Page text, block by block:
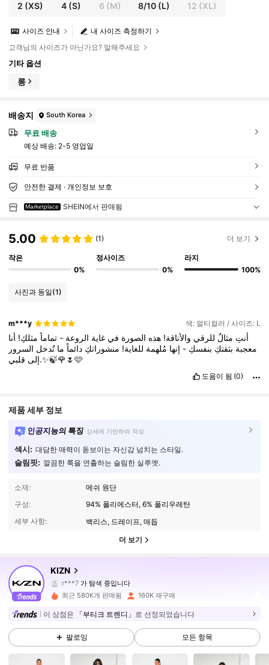
2 (XS) 4(S) 6 (M) 8/10 (L) 12 (XL)
내 사이즈 측정하기
사이즈 안내
고객님의 사이즈가 아닌가요? 말해주세요
기타 옵션
롱
배송지 South Korea
무료 배송
예상 배송: 2-5 영업일
무료 반품
안전한 결제 · 개인정보 보호
Marketplace SHEIN에서 판매됨
5.00 (1) 더 보기
작은
0%
정사이즈
0%
라지
100%
사진과 동일(1)
m***y 색: 멀티컬러 / 사이즈: L
أنتِ مثالٌ للرقي والأناقة! هذه الصورة في غاية الروعة - تماماً مثلكِ! أنا
معجبة بثقتكِ بنفسكِ - إنها مُلهمة للغاية! منشوراتكِ دائماً ماتُدخل السرور
إلىقلبي.✨🍃🌹🌷🩷
도움이 됨 (0)
제품 세부 정보
인공지능의 특징 상세에 기반하여 작성
섹시: 대담한 매력이 돋보이는 자신감 넘치는 스타일.
슬림핏: 깔끔한 룩을 연출하는 슬림한 실루엣.
소재:
메쉬 원단
구성:
94% 폴리에스터, 6% 폴리우레탄
세부 사항:
백리스, 드레이프, 매듭
더 보기
KIZNr***7
4.80
558K 팔로워
4.80 558K 팔로워
4.80 558K 팔로워
최근 580K개 판매됨 160K 재구매
이 상점은 「부티크 트렌디」 로 선정되었습니다
팔로잉 모든 항목